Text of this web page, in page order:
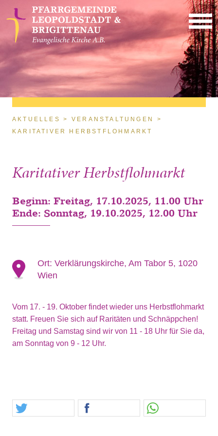
Direkt zum Inhalt
Sie sind hier
AKTUELLES
VERANSTALTUNGEN
KARITATIVER HERBSTFLOHMARKT
Karitativer Herbstflohmarkt
Beginn: Freitag, 17.10.2025, 11.00 Uhr
Ende: Sonntag, 19.10.2025, 12.00 Uhr
Ort: Verklärungskirche, Am Tabor 5, 1020
Wien
Vom 17. - 19. Oktober findet wieder uns Herbstflohmarkt
statt. Freuen Sie sich auf Raritäten und Schnäppchen!
Freitag und Samstag sind wir von 11 - 18 Uhr für Sie da,
am Sonntag von 9 - 12 Uhr.